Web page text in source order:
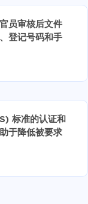
员审核后文件
登记号码和手
标准的认证和
于降低被要求